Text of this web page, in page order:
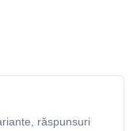
răspunsuri